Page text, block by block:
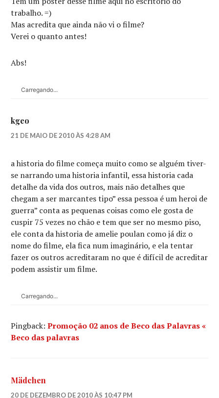
trabalho. =)
Mas acredita que ainda não vi o filme?
Verei o quanto antes!
Abs!
Carregando...
kgeo
21 DE MAIO DE 2010 ÀS 4:28 AM
a historia do filme começa muito como se alguém tiver-
se narrando uma historia infantil, essa historia cada
detalhe da vida dos outros, mais não detalhes que
chegam a ser marcantes tipo” essa pessoa é um heroi de
guerra” conta as pequenas coisas como ele gosta de
cuspir 75 vezes no chão e tem que ser no mesmo piso,
ele conta da historia de amelie poulan como já diz o
nome do filme, ela fica num imaginário, e ela tentar
fazer os outros acreditaram no que é difícil de acreditar
podem assistir um filme.
Carregando...
Pingback:Promoção 02 anos de Beco das Palavras «
Beco das palavras
Mädchen
20 DE DEZEMBRO DE 2010 ÀS 10:47 PM